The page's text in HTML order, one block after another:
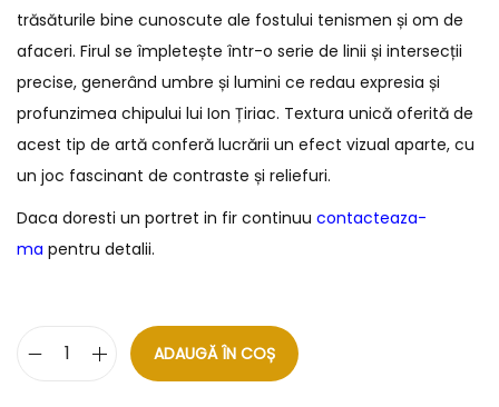
trăsăturile bine cunoscute ale fostului tenismen și om de
afaceri. Firul se împletește într-o serie de linii și intersecții
precise, generând umbre și lumini ce redau expresia și
profunzimea chipului lui Ion Țiriac. Textura unică oferită de
acest tip de artă conferă lucrării un efect vizual aparte, cu
un joc fascinant de contraste și reliefuri.
Daca doresti un portret in fir continuu contacteaza-
ma pentru detalii.
ADAUGĂ ÎN COȘ